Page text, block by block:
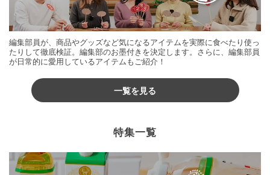
編集部員が、商品やグッズなど気になるアイテムを実際に食べたり使っ
たりして徹底検証。編集部のお墨付きを決定します。さらに、編集部員
が日常的に愛用しているアイテムもご紹介！
一覧を見る
特集一覧